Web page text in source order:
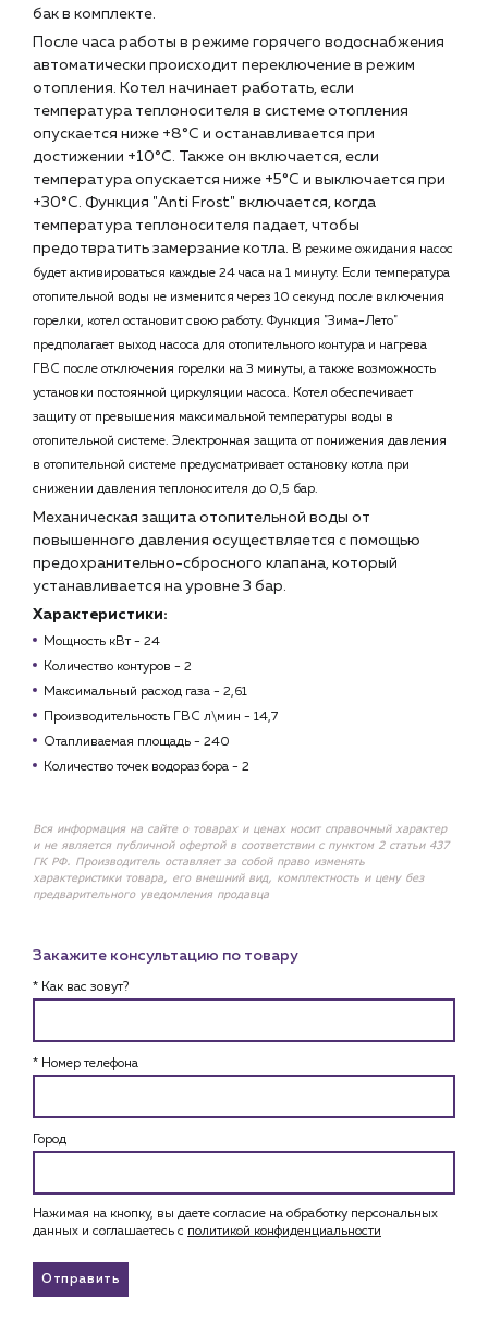
бак в комплекте.
После часа работы в режиме горячего водоснабжения
автоматически происходит переключение в режим
отопления. Котел начинает работать, если
температура теплоносителя в системе отопления
опускается ниже +8°С и останавливается при
достижении +10°С. Также он включается, если
температура опускается ниже +5°С и выключается при
+30°С. Функция "Anti Frost" включается, когда
температура теплоносителя падает, чтобы
предотвратить замерзание котла. В режиме ожидания насос
будет активироваться каждые 24 часа на 1 минуту. Если температура
отопительной воды не изменится через 10 секунд после включения
горелки, котел остановит свою работу. Функция "Зима-Лето"
предполагает выход насоса для отопительного контура и нагрева
ГВС после отключения горелки на 3 минуты, а также возможность
установки постоянной циркуляции насоса. Котел обеспечивает
защиту от превышения максимальной температуры воды в
отопительной системе. Электронная защита от понижения давления
в отопительной системе предусматривает остановку котла при
снижении давления теплоносителя до 0,5 бар.
Механическая защита отопительной воды от
повышенного давления осуществляется с помощью
предохранительно-сбросного клапана, который
устанавливается на уровне 3 бар.
Характеристики:
Мощность кВт - 24
Количество контуров - 2
Максимальный расход газа - 2,61
Производительность ГВС л\мин - 14,7
Отапливаемая площадь - 240
Количество точек водоразбора - 2
Вся информация на сайте о товарах и ценах носит справочный характер
и не является публичной офертой в соответствии с пунктом 2 статьи 437
ГК РФ. Производитель оставляет за собой право изменять
характеристики товара, его внешний вид, комплектность и цену без
предварительного уведомления продавца
Закажите консультацию по товару
* Как вас зовут?
* Номер телефона
Город
Нажимая на кнопку, вы даете согласие на обработку персональных
данных и соглашаетесь c политикой конфиденциальности
Отправить